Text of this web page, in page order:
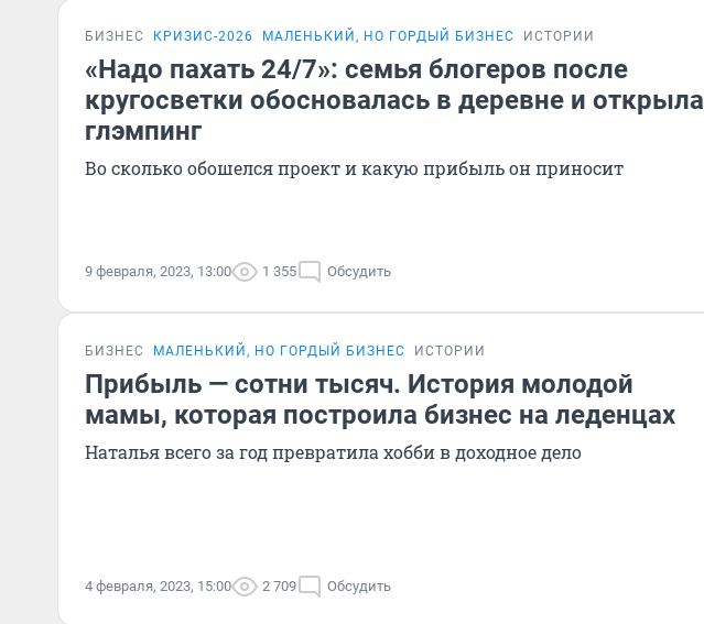
БИЗНЕС КРИЗИС-2026 МАЛЕНЬКИЙ, НО ГОРДЫЙ БИЗНЕС ИСТОРИИ
«Надо пахать 24/7»: семья блогеров после
кругосветки обосновалась в деревне и открыла
глэмпинг
Во сколько обошелся проект и какую прибыль он приносит
9 февраля, 2023, 13:00 1 355 Обсудить
БИЗНЕС МАЛЕНЬКИЙ, НО ГОРДЫЙ БИЗНЕС ИСТОРИИ
Прибыль — сотни тысяч. История молодой
мамы, которая построила бизнес на леденцах
Наталья всего за год превратила хобби в доходное дело
4 февраля, 2023, 15:00 2 709 Обсудить